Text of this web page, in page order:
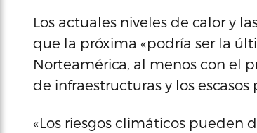
Los actuales niveles de calor y
que la próxima «podría ser la
Norteamérica, al menos con el
de infraestructuras y los
«Los riesgos climáticos